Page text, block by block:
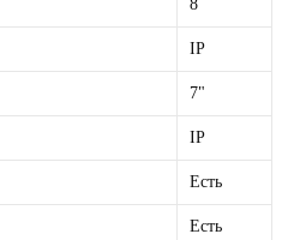
8
IP
7"
IP
Есть
Есть